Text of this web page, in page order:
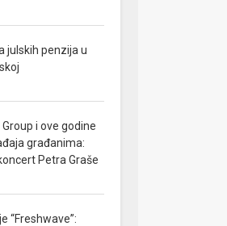
julskih penzija u
i ove godine
građanima:
Petra Graše
“Freshwave”: